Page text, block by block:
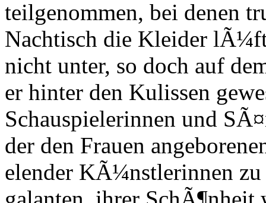
teilgenommen, bei denen
Nachtisch die Kleider
nicht unter, so doch auf
er hinter den Kulissen
Schauspielerinnen und
der den Frauen
elender KÃ¼nstlerinnen zu